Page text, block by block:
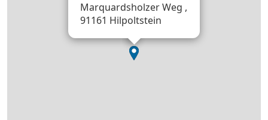
Marquardsholzer Weg ,
91161 Hilpoltstein